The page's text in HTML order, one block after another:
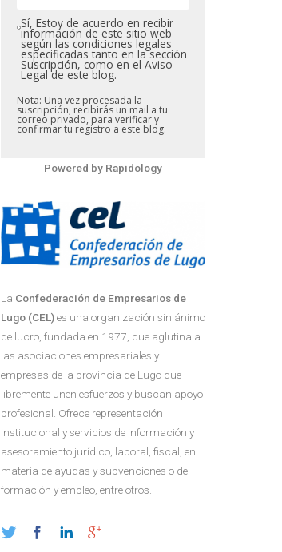
Sí, Estoy de acuerdo en recibir
información de este sitio web
según las condiciones legales
especificadas tanto en la sección
Suscripción, como en el Aviso
Legal de este blog.
Nota: Una vez procesada la
suscripción, recibirás un mail a tu
correo privado, para verificar y
confirmar tu registro a este blog.
Powered by Rapidology
La Confederación de Empresarios de
Lugo (CEL)es una organización sin ánimo
de lucro, fundada en 1977, que aglutina a
las asociaciones empresariales y
empresas de la provincia de Lugo que
libremente unen esfuerzos y buscan apoyo
profesional. Ofrece representación
institucional y servicios de información y
asesoramiento jurídico, laboral, fiscal, en
materia de ayudas y subvenciones o de
formación y empleo, entre otros.